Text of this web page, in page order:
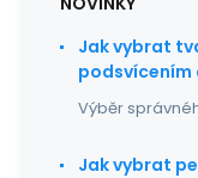
Jak vybrat
podsvícením
Výběr
Jak vybrat